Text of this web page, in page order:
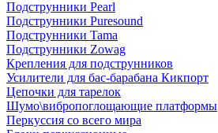
Подструнники Pearl
Подструнники Puresound
Подструнники Tama
Подструнники Zowag
Крепления для подструнников
Усилители для бас-барабана Кикпорт
Цепочки для тарелок
Шумо\вибропоглощающие платформы
Перкуссия со всего мира